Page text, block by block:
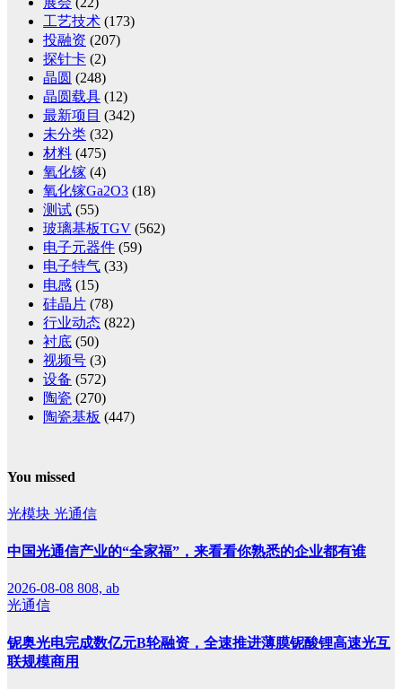
工艺技术 (173)
投融资 (207)
探针卡 (2)
晶圆 (248)
晶圆载具 (12)
最新项目 (342)
未分类 (32)
材料 (475)
氧化镓 (4)
氧化镓Ga2O3 (18)
测试 (55)
玻璃基板TGV (562)
电子元器件 (59)
电子特气 (33)
电感 (15)
硅晶片 (78)
行业动态 (822)
衬底 (50)
视频号 (3)
设备 (572)
陶瓷 (270)
陶瓷基板 (447)
You missed
光模块 光通信
中国光通信产业的“全家福”，来看看你熟悉的企业都有谁
2026-08-08 808, ab
光通信
铌奥光电完成数亿元B轮融资，全速推进薄膜铌酸锂高速光互
联规模商用